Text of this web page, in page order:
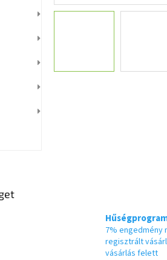
7% engedmény
regisztrált
vásárlás felett